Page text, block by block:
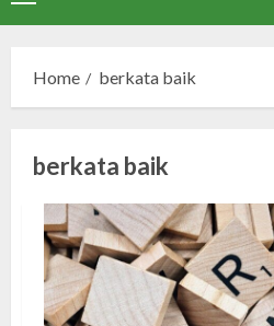
Menu
Home berkata baik
berkata baik